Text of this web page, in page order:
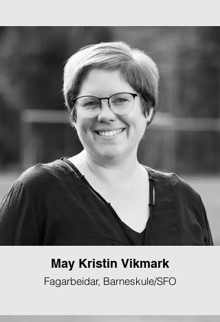
May Kristin Vikmark
Fagarbeidar, Barneskule/SFO